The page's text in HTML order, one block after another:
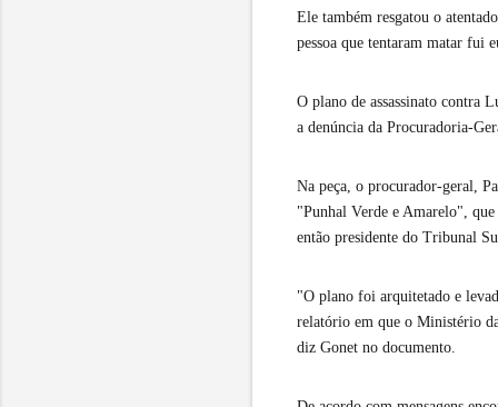
Ele também resgatou o
pessoa que tentaram matar fui
O plano de assassinato contra
a denúncia da Procuradoria-
Na peça, o procurador-geral,
"Punhal Verde e Amarelo",
então presidente do Tribunal
"O plano foi arquitetado e
relatório em que o Ministério
diz Gonet no documento.